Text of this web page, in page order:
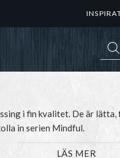
i fin kvalitet. De är
inserien Mindful.
över 1700 trygga jobb till
LÄS MER